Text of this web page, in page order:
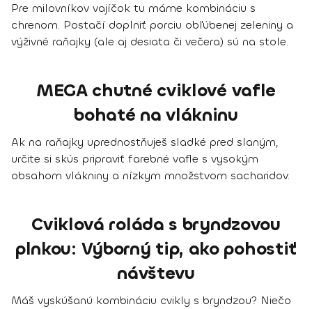
Pre milovníkov vajíčok tu máme kombináciu s
chrenom. Postačí doplniť porciu obľúbenej zeleniny a
výživné raňajky (ale aj desiata či večera) sú na stole.
MEGA chutné cviklové vafle
bohaté na vlákninu
Ak na raňajky uprednostňuješ sladké pred slaným,
určite si skús pripraviť farebné vafle s vysokým
obsahom vlákniny a nízkym množstvom sacharidov.
Cviklová roláda s bryndzovou
plnkou: Výborný tip, ako pohostiť
návštevu
Máš vyskúšanú kombináciu cvikly s bryndzou? Niečo